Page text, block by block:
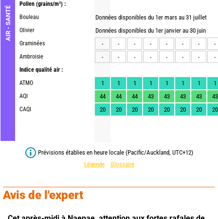
AIR - SANTÉ
Pollen (grains/m³) :
Bouleau
Olivier
Graminées
Ambroisie
Indice qualité air :
ATMO
AQI
CAQI
Données disponibles du 1er mars au 31 juillet
Données disponibles du 1er janvier au 30 juin
-
- - - - - -
-
-
- - - - - - -
1 1 1 1 1 1 1
1
44
44 44 43 43 43 43
43
20
20 20 20 20 20 20 20
Prévisions établies en heure locale (Pacific/Auckland, UTC+12)
Légende
Glossaire
Avis de l'expert